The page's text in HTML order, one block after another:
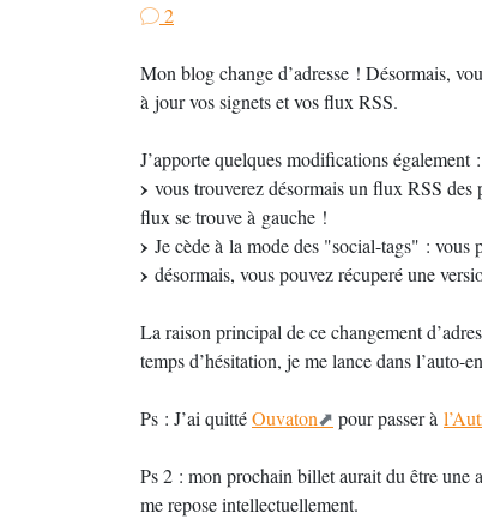
2
Mon blog change d’adresse ! Désormais,
à jour vos signets et vos flux RSS.
J’apporte quelques modifications également :
vous trouverez désormais un flux RSS
flux se trouve à gauche !
Je cède à la mode des "social-tags" :
désormais, vous pouvez récuperé une
La raison principal de ce changement
temps d’hésitation, je me lance dans l’auto-
Ps : J’ai quittéOuvaton pour passer à
Ps 2 : mon prochain billet aurait du être une
me repose intellectuellement.